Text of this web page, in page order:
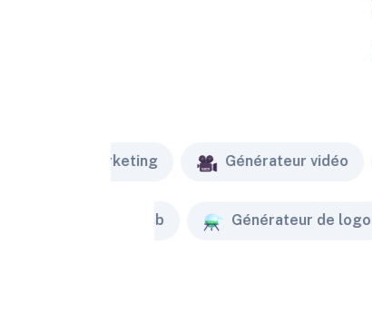
Marketing Générateur vidéo
Créateur de site web Générateur de logo